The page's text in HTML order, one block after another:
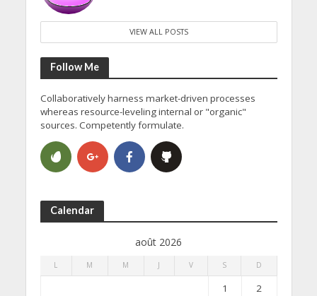
VIEW ALL POSTS
Follow Me
Collaboratively harness market-driven processes
whereas resource-leveling internal or "organic"
sources. Competently formulate.
Calendar
août 2026
L M M J V S D
1
2